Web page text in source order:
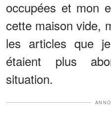
occupées et mon
cette maison vide,
les articles que
étaient plus
situation.